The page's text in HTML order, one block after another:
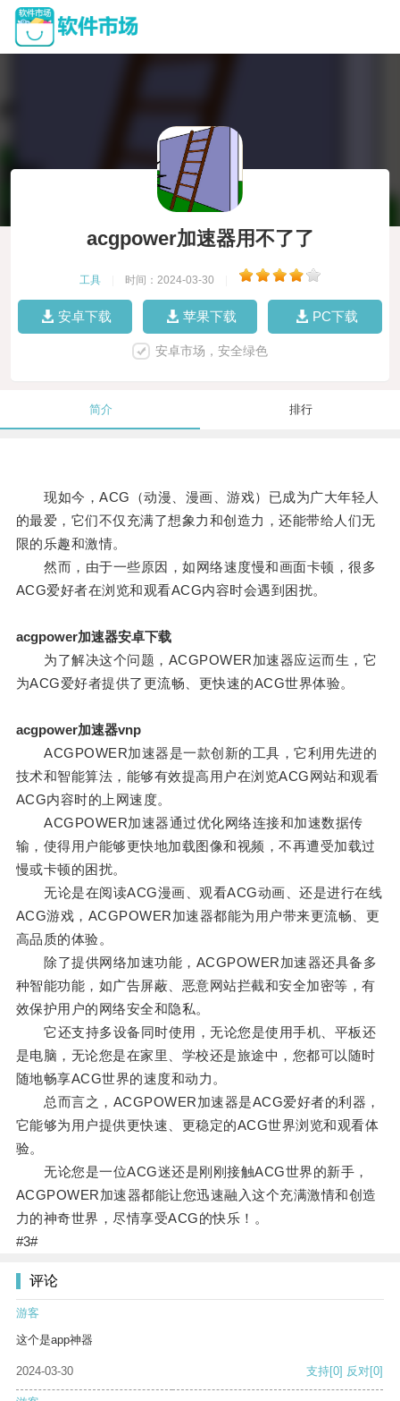
acgpower加速器用不了了
工具 时间：2024-03-30
安卓下载 苹果下载 PC下载
安卓市场，安全绿色
简介 排行
现如今，ACG（动漫、漫画、游戏）已成为广大年轻人
的最爱，它们不仅充满了想象力和创造力，还能带给人们无
限的乐趣和激情。
然而，由于一些原因，如网络速度慢和画面卡顿，很多
ACG爱好者在浏览和观看ACG内容时会遇到困扰。
acgpower加速器安卓下载
为了解决这个问题，ACGPOWER加速器应运而生，它
为ACG爱好者提供了更流畅、更快速的ACG世界体验。
acgpower加速器vnp
ACGPOWER加速器是一款创新的工具，它利用先进的
技术和智能算法，能够有效提高用户在浏览ACG网站和观看
ACG内容时的上网速度。
ACGPOWER加速器通过优化网络连接和加速数据传
输，使得用户能够更快地加载图像和视频，不再遭受加载过
慢或卡顿的困扰。
无论是在阅读ACG漫画、观看ACG动画、还是进行在线
ACG游戏，ACGPOWER加速器都能为用户带来更流畅、更
高品质的体验。
除了提供网络加速功能，ACGPOWER加速器还具备多
种智能功能，如广告屏蔽、恶意网站拦截和安全加密等，有
效保护用户的网络安全和隐私。
它还支持多设备同时使用，无论您是使用手机、平板还
是电脑，无论您是在家里、学校还是旅途中，您都可以随时
随地畅享ACG世界的速度和动力。
总而言之，ACGPOWER加速器是ACG爱好者的利器，
它能够为用户提供更快速、更稳定的ACG世界浏览和观看体
验。
无论您是一位ACG迷还是刚刚接触ACG世界的新手，
ACGPOWER加速器都能让您迅速融入这个充满激情和创造
力的神奇世界，尽情享受ACG的快乐！。
#3#
评论
游客
这个是app神器
2024-03-30 支持[0] 反对[0]